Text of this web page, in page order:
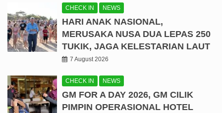
CHECK IN NEWS
HARI ANAK NASIONAL,
MERUSAKA NUSA DUA LEPAS 250
TUKIK, JAGA KELESTARIAN LAUT
7 August 2026
CHECK IN NEWS
GM FOR A DAY 2026, GM CILIK
PIMPIN OPERASIONAL HOTEL